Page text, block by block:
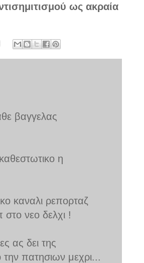
ως ακραία
βαγγελας
η
καναλι ρεπορταζ
στο νεο δελχι !
ας δει της
πατησιων μεχρι...